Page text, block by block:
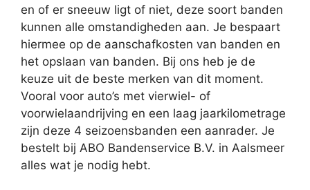
en of er sneeuw ligt of niet, deze soort banden
kunnen alle omstandigheden aan. Je bespaart
hiermee op de aanschafkosten van banden en
het opslaan van banden. Bij ons heb je de
keuze uit de beste merken van dit moment.
Vooral voor auto’s met vierwiel- of
voorwielaandrijving en een laag jaarkilometrage
zijn deze 4 seizoensbanden een aanrader. Je
bestelt bij ABO Bandenservice B.V. in Aalsmeer
alles wat je nodig hebt.